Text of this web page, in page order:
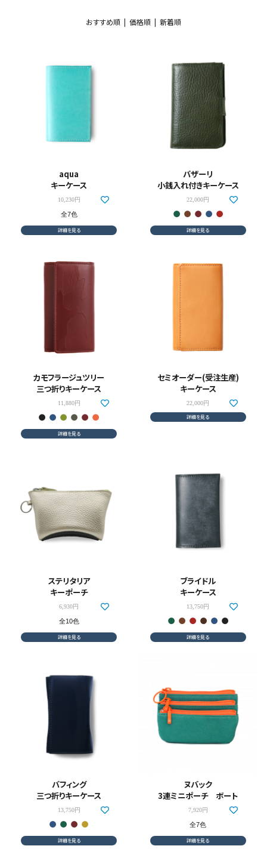
おすすめ順 | 価格順 | 新着順
aqua
キーケース
10,230円
全7色
詳細を見る
バザーリ
小銭入れ付きキーケース
22,000円
詳細を見る
カモフラージュツリー
三つ折りキーケース
11,880円
詳細を見る
セミオーダー(受注生産)
キーケース
22,000円
詳細を見る
ステリタリア
キーポーチ
6,930円
全10色
詳細を見る
ブライドル
キーケース
13,750円
詳細を見る
バフィング
三つ折りキーケース
13,750円
詳細を見る
ヌバック
3連ミニポーチ ボート
7,920円
全7色
詳細を見る